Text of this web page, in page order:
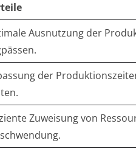
Ausnutzung der
der
Zuweisung von